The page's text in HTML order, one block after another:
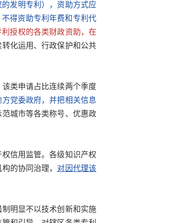
发明专利），资助方式应
得资助专利年费和专利代
授权的各类财政资助，在
化运用、行政保护和公共
类申请占比连续两个季度
党委政府，并把相关信息
城市等各类称号、优惠政
信用监管。各级知识产权
的协同治理， 对因代理该
明显不以技术创新和实施